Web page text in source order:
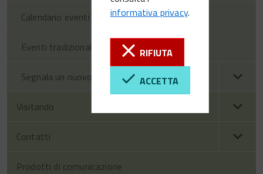
informativa privacy.
RIFIUTA
ACCETTA
Calendario eventi Vittorio Veneto
Eventi tradizionali
Segnala un nuovo evento
Visitando
Contatti
Prodotti di comunicazione